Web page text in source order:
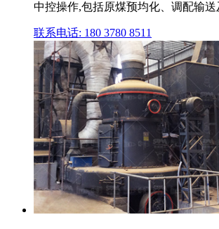
中控操作,包括原煤预均化、调配输送
联系电话: 180 3780 8511